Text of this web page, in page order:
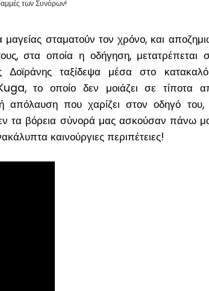
μαγείας σταματούν τον χρόνο, και
στα οποία η οδήγηση, μετατρέπεται
Δοϊράνης ταξίδεψα μέσα στο
το οποίο δεν μοιάζει σε τίποτα
απόλαυση που χαρίζει στον οδηγό
τα βόρεια σύνορά μας ασκούσαν πάνω
καινούργιες περιπέτειες!